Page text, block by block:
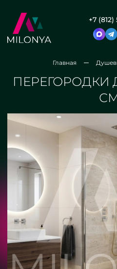
+7
Главная
ПЕРЕГОРОДКИ